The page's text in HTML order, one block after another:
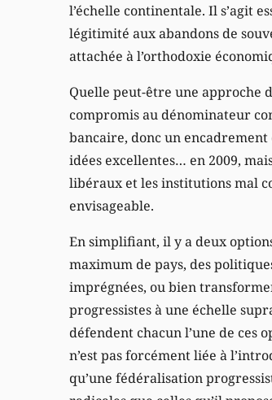
l’échelle continentale. Il s’agit
légitimité aux abandons de
attachée à l’orthodoxie
Quelle peut-être une approche
compromis au dénominateur
bancaire, donc un
idées excellentes… en 2009,
libéraux et les institutions mal
envisageable.
En simplifiant, il y a deux
maximum de pays, des
imprégnées, ou bien
progressistes à une échelle
défendent chacun l’une de ces
n’est pas forcément liée à
qu’une fédéralisation